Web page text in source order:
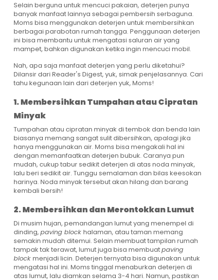
Selain berguna untuk mencuci pakaian, deterjen punya
banyak manfaat lainnya sebagai pembersih serbaguna.
Moms bisa menggunakan deterjen untuk membersihkan
berbagai parabotan rumah tangga. Penggunaan deterjen
ini bisa membantu untuk mengatasi saluran air yang
mampet, bahkan digunakan ketika ingin mencuci mobil.
Nah, apa saja manfaat deterjen yang perlu diketahui?
Dilansir dari Reader's Digest, yuk, simak penjelasannya. Cari
tahu kegunaan lain dari deterjen yuk, Moms!
1. Membersihkan Tumpahan atau Cipratan
Minyak
Tumpahan atau cipratan minyak di tembok dan benda lain
biasanya memang sangat sulit dibersihkan, apalagi jika
hanya menggunakan air. Moms bisa mengakali hal ini
dengan memanfaatkan deterjen bubuk. Caranya pun
mudah, cukup tabur sedikit deterjen di atas noda minyak,
lalu beri sedikit air. Tunggu semalaman dan bilas keesokan
harinya. Noda minyak tersebut akan hilang dan barang
kembali bersih!
2. Membersihkan dan Merontokkan Lumut
Di musim hujan, pemandangan lumut yang menempel di
dinding, paving block halaman, atau taman memang
semakin mudah ditemui. Selain membuat tampilan rumah
tampak tak terawat, lumut juga bisa membuatpaving
block menjadi licin. Deterjen ternyata bisa digunakan untuk
mengatasi hal ini. Moms tinggal menaburkan deterjen di
atas lumut, lalu diamkan selama 3-4 hari. Namun, pastikan